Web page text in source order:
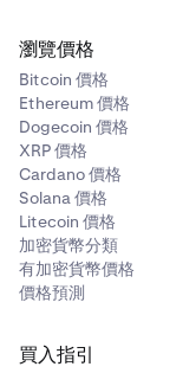
瀏覽價格
Bitcoin 價格
Ethereum 價格
Dogecoin 價格
XRP 價格
Cardano 價格
Solana 價格
Litecoin 價格
加密貨幣分類
有加密貨幣價格
價格預測
買入指引